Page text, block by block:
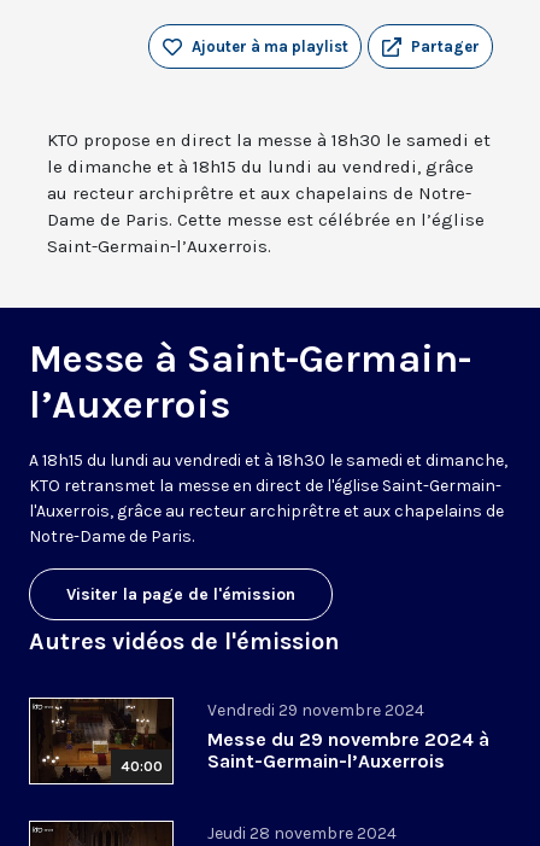
Partager
Ajouter à ma playlist
KTO propose en direct la messe à 18h30 le samedi et
le dimanche et à 18h15 du lundi au vendredi, grâce
au recteur archiprêtre et aux chapelains de Notre-
Dame de Paris. Cette messe est célébrée en l’église
Saint-Germain-l’Auxerrois.
Messe à Saint-Germain-
l’Auxerrois
A 18h15 du lundi au vendredi et à 18h30 le samedi et dimanche,
KTO retransmet la messe en direct de l'église Saint-Germain-
l'Auxerrois, grâce au recteur archiprêtre et aux chapelains de
Notre-Dame de Paris.
Visiter la page de l'émission
Autres vidéos de l'émission
40:00
Vendredi 29 novembre 2024
Messe du 29 novembre 2024 à
Saint-Germain-l’Auxerrois
Jeudi 28 novembre 2024